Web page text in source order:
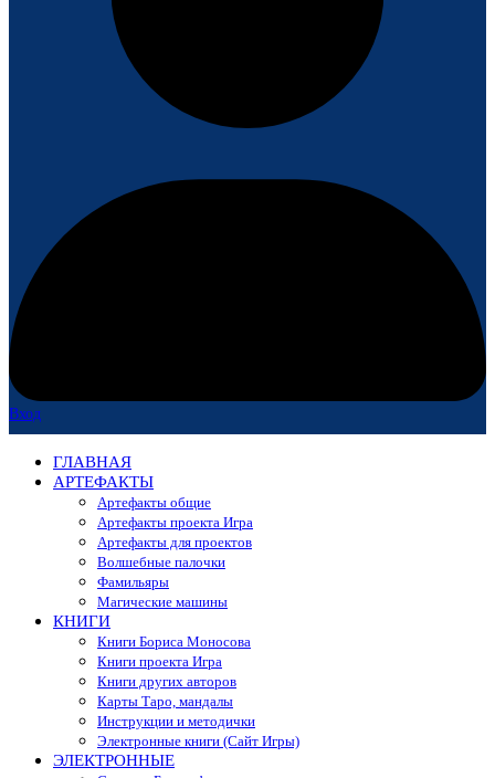
Вход
ГЛАВНАЯ
АРТЕФАКТЫ
Артефакты общие
Артефакты проекта Игра
Артефакты для проектов
Волшебные палочки
Фамильяры
Магические машины
КНИГИ
Книги Бориса Моносова
Книги проекта Игра
Книги других авторов
Карты Таро, мандалы
Инструкции и методички
Электронные книги (Сайт Игры)
ЭЛЕКТРОННЫЕ